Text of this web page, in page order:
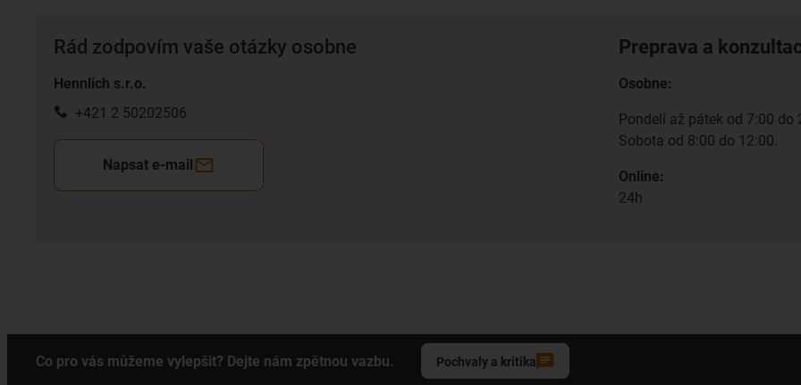
Rád zodpovím vaše otázky osobne
Hennlich s.r.o.
+421 2 50202506
Napsat e-mail
Preprava a
Osobne:
Pondelí až pátek od 7:00 do
Sobota od 8:00 do 12:00.
Online:
24h
Co pro vás můžeme vylepšit? Dejte nám zpětnou vazbu. Pochvaly a kritika